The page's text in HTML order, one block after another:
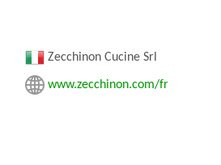
Zecchinon Cucine Srl
www.zecchinon.com/fr